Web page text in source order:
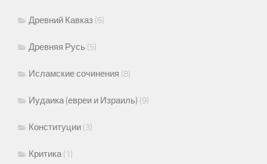
Древний Кавказ (6)
Древняя Русь (5)
Исламские сочинения (8)
Иудаика (евреи и Израиль) (9)
Конституции (3)
Критика(1)